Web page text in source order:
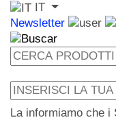
IT
Newsletter
La informiamo che i